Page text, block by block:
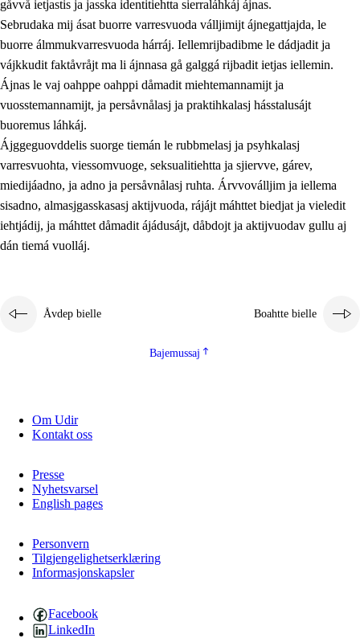
2. Prinsihpa oahppama, åvddånahttema ja ávddama hárráj
2.1 Sosiála oahppam ja åvddånibme
2.2 Máhtudahka fágáj hárráj
2.3 Vuodulasj tjehpudagá
2.4 Oahppat oahppat
Doaresfágalasj tiemá
2.5.2 Demokratijja ja guojmmeviesátvuohta
Guoddelis åvddånibme
gåvvå ietjastis ja jasska identitiehtta sierraláhkáj ájnas.
Sebrudaka mij ásat buorre varresvuoda válljimijt ájnegattjajda, le
buorre álmmukvarresvuoda hárráj. Iellemrijbadibme le dádjadit ja
vájkkudit faktåvråjt ma li ájnnasa gå galggá rijbadit ietjas iellemin.
Ájnas le vaj oahppe oahppi dåmadit miehtemannamijt ja
vuosstemannamijt, ja persåvnålasj ja praktihkalasj hásstalusájt
buoremus láhkáj.
Ájggeguovddelis suorge tiemán le rubbmelasj ja psyhkalasj
varresvuohta, viessomvuoge, seksualitiehtta ja sjiervve, gárev,
miedijáadno, ja adno ja persåvnålasj ruhta. Árvvoválljim ja iellema
sisadno, almasjgasskasasj aktijvuoda, rájájt máhttet biedjat ja vieledit
iehtjádij, ja máhttet dåmadit ájádusájt, dåbdojt ja aktijvuodav gullu aj
dán tiemá vuolláj.
Åvdep bielle Boahtte bielle
Bajemussaj
Om Udir
Kontakt oss
Presse
Nyhetsvarsel
English pages
Personvern
Tilgjengelighetserklæring
Informasjonskapsler
Facebook
LinkedIn